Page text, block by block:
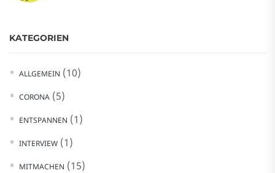
KATEGORIEN
ALLGEMEIN (10)
CORONA (5)
ENTSPANNEN (1)
INTERVIEW (1)
MITMACHEN (15)